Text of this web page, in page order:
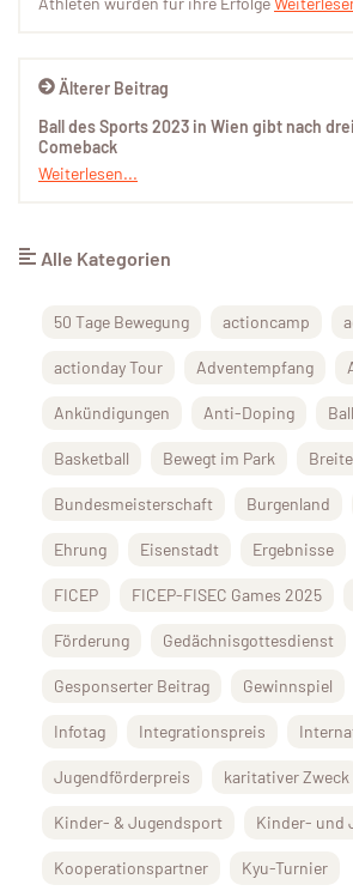
Älterer Beitrag
Ball des Sports 2023 in Wien gibt nach
Comeback
Weiterlesen...
Alle Kategorien
50 Tage Bewegung actioncamp
actionday Tour Adventempfang
Ankündigungen Anti-Doping
Basketball Bewegt im Park
Bundesmeisterschaft Burgenland
Ehrung Eisenstadt Ergebnisse
FICEP FICEP-FISEC Games 2025
Förderung Gedächnisgottesdienst
Gesponserter Beitrag Gewinnspiel
Infotag Integrationspreis
Jugendförderpreis karitativer Zweck
Kinder- & Jugendsport Kinder- und
Kooperationspartner Kyu-Turnier